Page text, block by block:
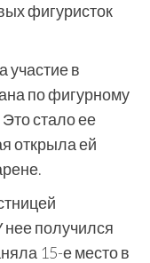
фигуристок
участие в
по фигурному
стало ее
открыла ей
нее получился
15-е место в